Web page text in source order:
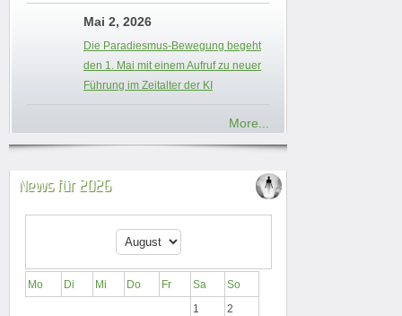
Mai 2, 2026
Die Paradiesmus-Bewegung begeht
den 1. Mai mit einem Aufruf zu neuer
Führung im Zeitalter der KI
More...
News für 2026
Mo Di Mi Do Fr Sa
So
1
2